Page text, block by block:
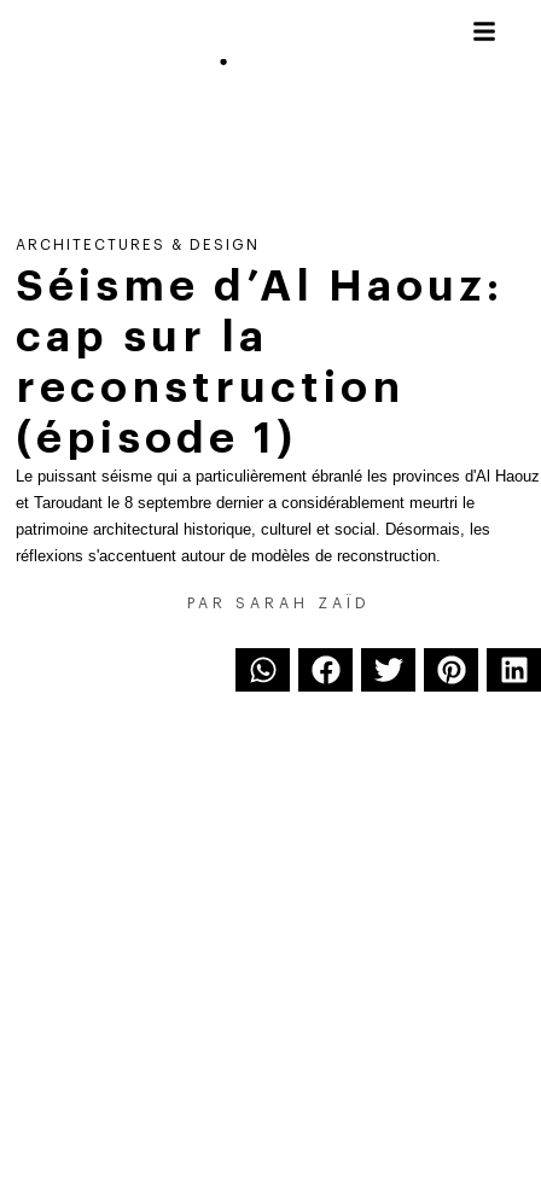
ARCHITECTURES & DESIGN
Séisme d’Al Haouz:
cap sur la
reconstruction
(épisode 1)
Le puissant séisme qui a particulièrement ébranlé les provinces d'Al Haouz
et Taroudant le 8 septembre dernier a considérablement meurtri le
patrimoine architectural historique, culturel et social. Désormais, les
réflexions s'accentuent autour de modèles de reconstruction.
PAR SARAH ZAÏD